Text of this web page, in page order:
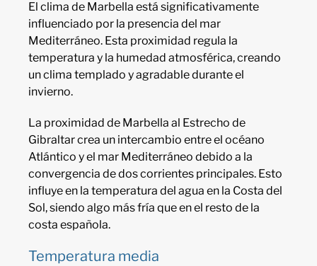
El clima de Marbella está significativamente
influenciado por la presencia del mar
Mediterráneo. Esta proximidad regula la
temperatura y la humedad atmosférica, creando
un clima templado y agradable durante el
invierno.
La proximidad de Marbella al Estrecho de
Gibraltar crea un intercambio entre el océano
Atlántico y el mar Mediterráneo debido a la
convergencia de dos corrientes principales. Esto
influye en la temperatura del agua en la Costa del
Sol, siendo algo más fría que en el resto de la
costa española.
Temperatura media